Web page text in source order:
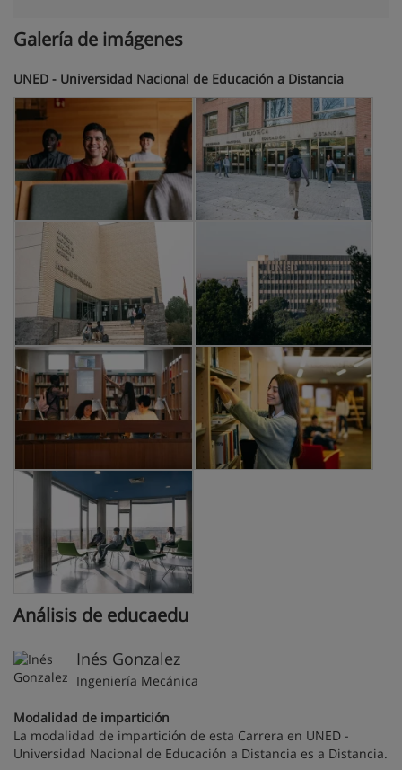
Galería de imágenes
UNED - Universidad Nacional de Educación a Distancia
Análisis de educaedu
Inés Gonzalez
Ingeniería Mecánica
Modalidad de impartición
La modalidad de impartición de esta Carrera en UNED -
Universidad Nacional de Educación a Distancia es a Distancia.